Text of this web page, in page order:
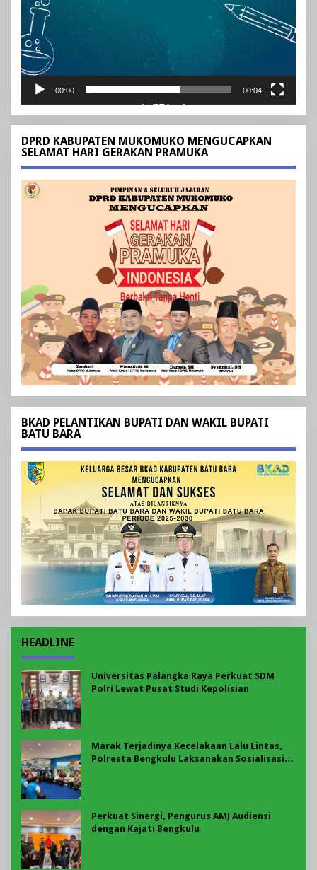
00:00 00:04
DPRD KABUPATEN MUKOMUKO MENGUCAPKAN
SELAMAT HARI GERAKAN PRAMUKA
BKAD PELANTIKAN BUPATI DAN WAKIL BUPATI
BATU BARA
HEADLINE
Universitas Palangka Raya Perkuat SDM
Polri Lewat Pusat Studi Kepolisian
Marak Terjadinya Kecelakaan Lalu Lintas,
Polresta Bengkulu Laksanakan Sosialisasi
Perkuat Sinergi, Pengurus AMJ Audiensi
dengan Kajati Bengkulu